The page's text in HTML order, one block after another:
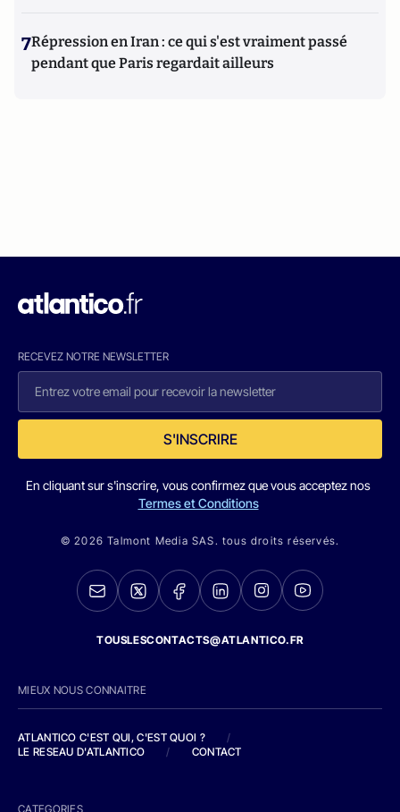
7Répression en Iran : ce qui s'est vraiment passé
pendant que Paris regardait ailleurs
RECEVEZ NOTRE NEWSLETTER
S'INSCRIRE
En cliquant sur s'inscrire, vous confirmez que vous acceptez nos
Termes et Conditions
© 2026 Talmont Media SAS. tous droits réservés.
TOUSLESCONTACTS@ATLANTICO.FR
MIEUX NOUS CONNAITRE
ATLANTICO C'EST QUI, C'EST QUOI ?
/
LE RESEAU D'ATLANTICO
/ CONTACT
CATEGORIES